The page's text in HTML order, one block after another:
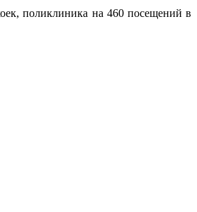
поликлиника на 460 посещений в